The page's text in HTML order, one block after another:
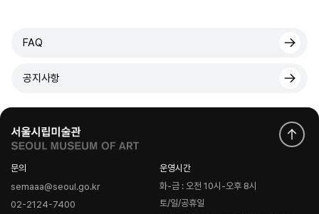
FAQ
공지사항
문의
semaaa@seoul.go.kr
02-2124-7400
운영시간
화-금 : 오전 10시-오후 8시
토/일/공휴일